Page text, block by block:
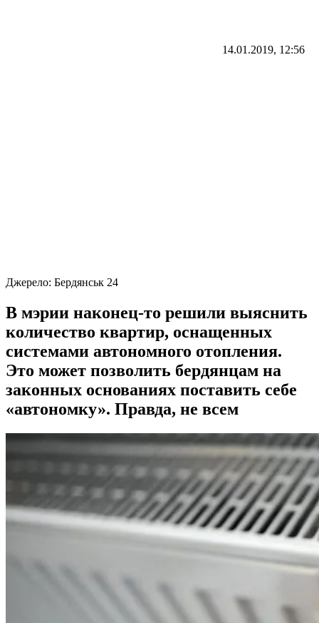
14.01.2019, 12:56
Джерело: Бердянськ 24
В мэрии наконец-то решили выяснить
количество квартир, оснащенных
системами автономного отопления.
Это может позволить бердянцам на
законных основаниях поставить себе
«автономку». Правда, не всем